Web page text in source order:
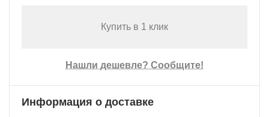
Купить в 1 клик
Нашли дешевле? Сообщите!
Информация о доставке